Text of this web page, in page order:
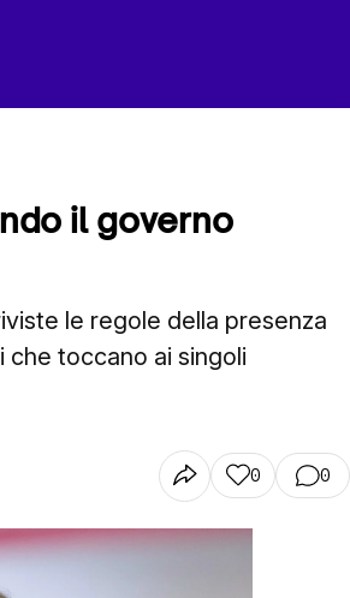
il governo
le regole della presenza
toccano ai singoli
0 0